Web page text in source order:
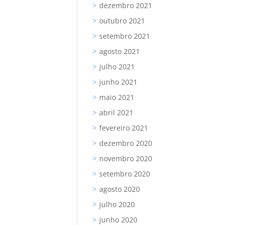
dezembro 2021
outubro 2021
setembro 2021
agosto 2021
julho 2021
junho 2021
maio 2021
abril 2021
fevereiro 2021
dezembro 2020
novembro 2020
setembro 2020
agosto 2020
julho 2020
junho 2020